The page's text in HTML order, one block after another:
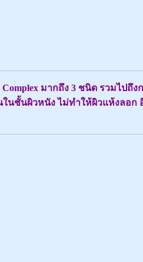
Complex มากถึง 3 ชนิด รวมไป
นชั้นผิวหนัง ไม่ทำให้ผิวแห้งลอก